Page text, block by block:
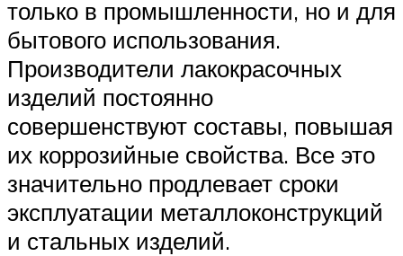
только в промышленности, но и для
бытового использования.
Производители лакокрасочных
изделий постоянно
совершенствуют составы, повышая
их коррозийные свойства. Все это
значительно продлевает сроки
эксплуатации металлоконструкций
и стальных изделий.